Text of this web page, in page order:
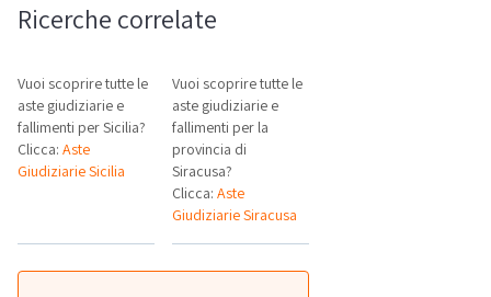
Ricerche correlate
Vuoi scoprire tutte le
aste giudiziarie e
fallimenti per Sicilia?
Clicca: Aste
Giudiziarie Sicilia
Vuoi scoprire tutte le
aste giudiziarie e
fallimenti per la
provincia di
Siracusa?
Clicca:Aste
Giudiziarie Siracusa